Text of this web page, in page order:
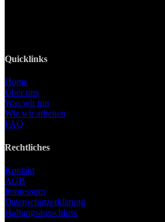
Quicklinks
Home
Über uns
Was wir tun
Wie wir arbeiten
FAQ
Rechtliches
Kontakt
AGB
Impressum
Datenschutzerklärung
Haftungsausschluss